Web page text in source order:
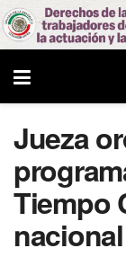
Jueza
Tiempo
nacional